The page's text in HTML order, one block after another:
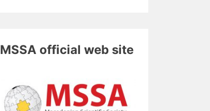
MSSA official web site